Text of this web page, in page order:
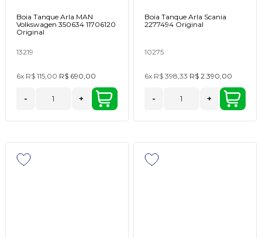
Boia Tanque Arla MAN
Volkswagen 350634 11706120
Original
13219
6x R$ 115,00 R$ 690,00
- +
Boia Tanque Arla Scania
2277494 Original
10275
6x R$ 398,33 R$ 2.390,00
- +